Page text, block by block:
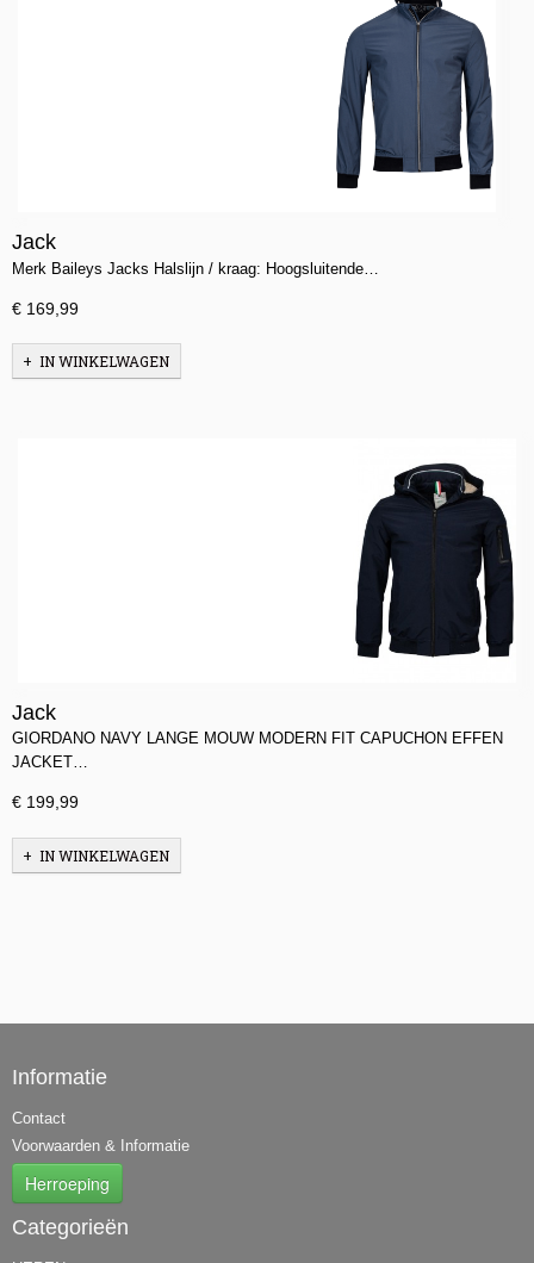
Jack
Merk Baileys Jacks Halslijn / kraag: Hoogsluitende…
€ 169,99
IN WINKELWAGEN
Jack
GIORDANO NAVY LANGE MOUW MODERN FIT CAPUCHON EFFEN
JACKET…
€ 199,99
IN WINKELWAGEN
Informatie
Contact
Voorwaarden & Informatie
Herroeping
Categorieën